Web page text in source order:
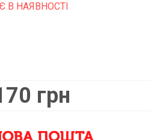
В НАЯВНОСТІ
грн